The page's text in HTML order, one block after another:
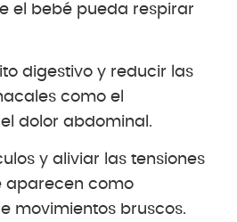
el bebé pueda respirar
digestivo y reducir las
como el
dolor abdominal.
y aliviar las tensiones
aparecen como
movimientos bruscos.